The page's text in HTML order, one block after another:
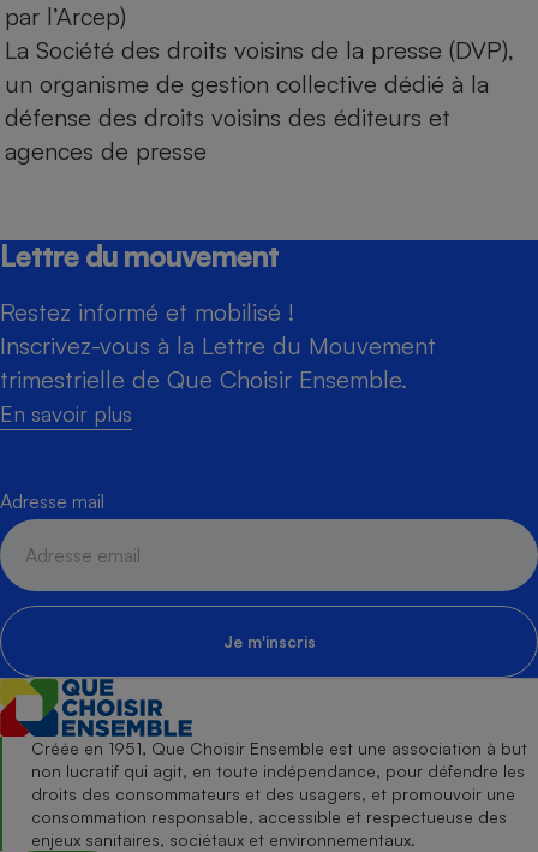
par l’Arcep)
La Société des droits voisins de la presse (DVP),
un organisme de gestion collective dédié à la
défense des droits voisins des éditeurs et
agences de presse
Lettre du mouvement
Restez informé et mobilisé !
Inscrivez-vous à la Lettre du Mouvement
trimestrielle de Que Choisir Ensemble.
En savoir plus
Adresse mail
Je m'inscris
Créée en 1951, Que Choisir Ensemble est une association à but
non lucratif qui agit, en toute indépendance, pour défendre les
droits des consommateurs et des usagers, et promouvoir une
consommation responsable, accessible et respectueuse des
enjeux sanitaires, sociétaux et environnementaux.